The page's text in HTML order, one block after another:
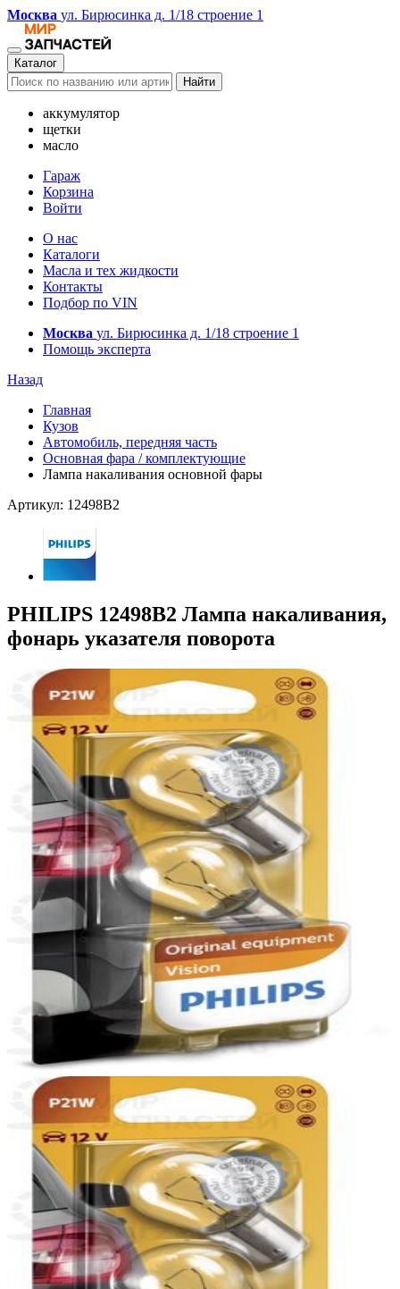
Москва ул. Бирюсинка д. 1/18 строение 1
Каталог
Найти
аккумулятор
щетки
масло
Гараж
Корзина
Войти
О нас
Каталоги
Масла и тех жидкости
Контакты
Подбор по VIN
Москва ул. Бирюсинка д. 1/18 строение 1
Помощь эксперта
Назад
Главная
Кузов
Автомобиль, передняя часть
Основная фара / комплектующие
Лампа накаливания основной фары
Артикул: 12498B2
PHILIPS 12498B2 Лампа накаливания,
фонарь указателя поворота